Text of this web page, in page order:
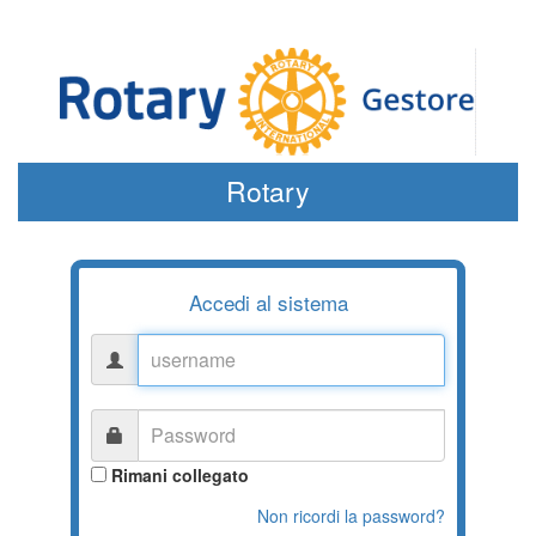
Rotary
Accedi al sistema
Rimani collegato
Non ricordi la password?